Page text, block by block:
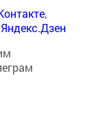
,
Яндекс.Дзен